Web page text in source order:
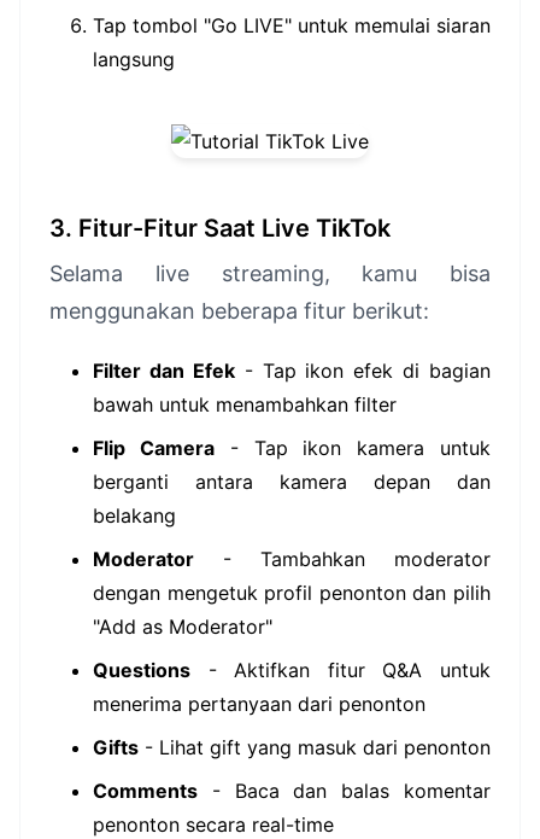
Tap tombol "Go LIVE" untuk memulai siaran
langsung
3. Fitur-Fitur Saat Live TikTok
Selama live streaming, kamu bisa
menggunakan beberapa fitur berikut:
Filter dan Efek- Tap ikon efek di bagian
bawah untuk menambahkan filter
Flip Camera- Tap ikon kamera untuk
berganti antara kamera depan dan
belakang
Moderator - Tambahkan moderator
dengan mengetuk profil penonton dan pilih
"Add as Moderator"
Questions - Aktifkan fitur Q&A untuk
menerima pertanyaan dari penonton
Gifts - Lihat gift yang masuk dari penonton
Comments - Baca dan balas komentar
penonton secara real-time